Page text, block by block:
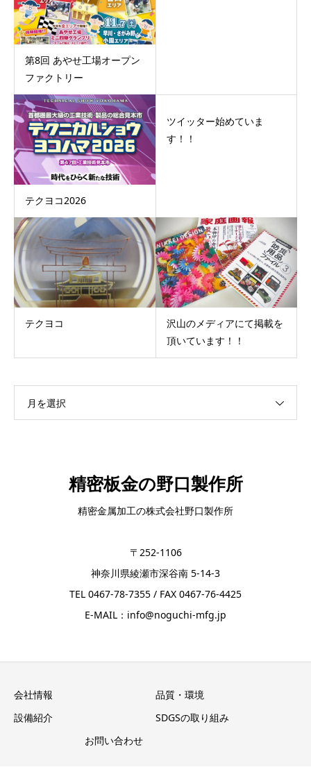
第8回 あやせ工場オープン
ファクトリー
テクヨコ2026
ツイッター始めていま
す！！
テクヨコ
沢山のメディアにて掲載を
頂いています！！
月を選択
精密板金の野口製作所
精密金属加工の株式会社野口製作所
〒252-1106
神奈川県綾瀬市深谷南 5-14-3
TEL 0467-78-7355 / FAX 0467-76-4425
E-MAIL：info@noguchi-mfg.jp
会社情報
品質・環境
設備紹介
SDGSの取り組み
お問い合わせ